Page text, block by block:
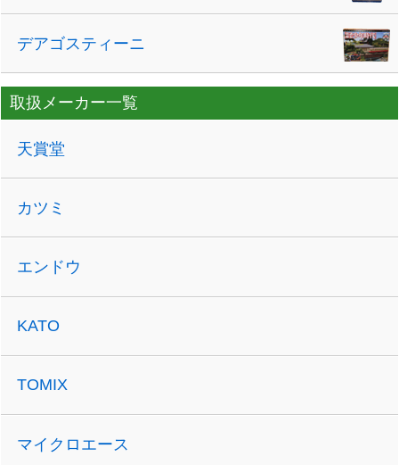
デアゴスティーニ
取扱メーカー一覧
天賞堂
カツミ
エンドウ
KATO
TOMIX
マイクロエース